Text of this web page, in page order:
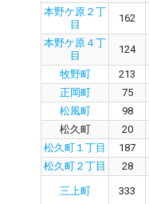
本野ケ原２丁
目
162
本野ケ原４丁
目
124
牧野町 213
正岡町
75
松風町
98
松久町
20
松久町１丁目
187
松久町２丁目
28
三上町 333